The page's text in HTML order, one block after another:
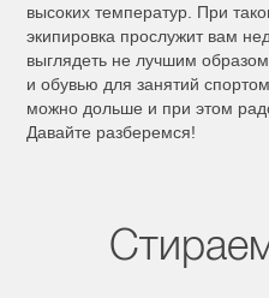
высоких температур. При
экипировка прослужит вам
выглядеть не лучшим
и обувью для занятий
можно дольше и при этом
Давайте разберемся!